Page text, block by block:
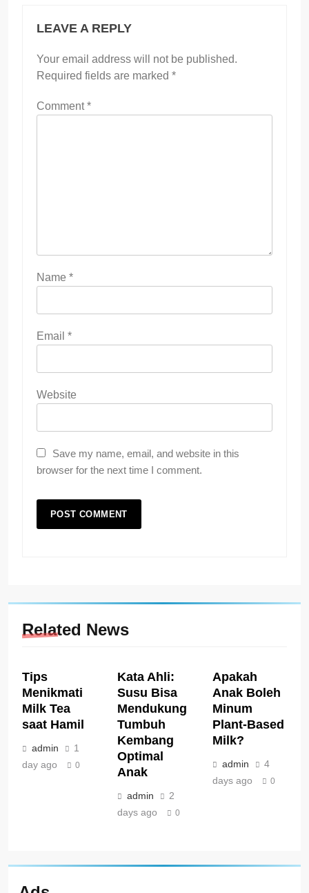
LEAVE A REPLY
Your email address will not be published.
Required fields are marked *
Comment*
Name *
Email *
Website
Save my name, email, and website in this
browser for the next time I comment.
Related News
Tips
Menikmati
Milk Tea
saat Hamil
admin
1
day ago
0
Kata Ahli:
Susu Bisa
Mendukung
Tumbuh
Kembang
Optimal
Anak
admin
2
days ago
0
Apakah
Anak Boleh
Minum
Plant-Based
Milk?
admin
4
days ago
0